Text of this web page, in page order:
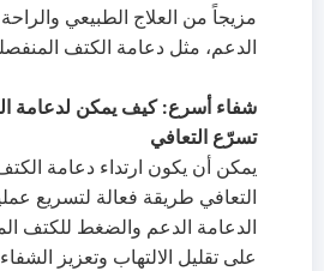
مزيجاً من العلاج الطبيعي
الدعم، مثل دعامة الكتف
شفاء أسرع: كيف يمكن لدعامة
تسرّع التعافي
يمكن أن يكون ارتداء دعامة
التعافي طريقة فعالة لتسريع
الدعامة الدعم والضغط للكتف
على تقليل الالتهاب وتعزيز